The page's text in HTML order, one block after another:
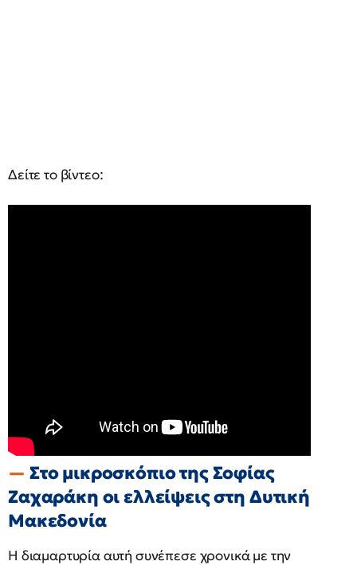
Δείτε το βίντεο:
Στο μικροσκόπιο της Σοφίας
Ζαχαράκη οι ελλείψεις στη Δυτική
Μακεδονία
Η διαμαρτυρία αυτή συνέπεσε χρονικά με την